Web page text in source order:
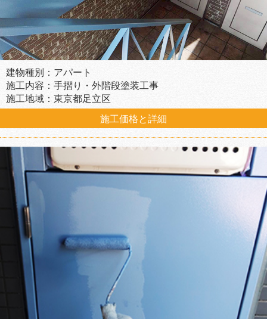
建物種別：アパート
施工内容：手摺り・外階段塗装工事
施工地域：東京都足立区
施工価格と詳細